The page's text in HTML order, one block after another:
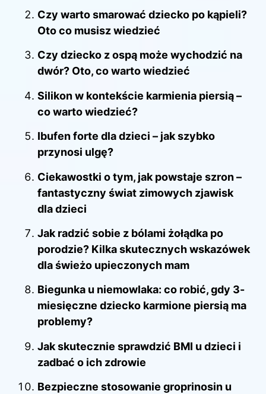
Czy warto smarować dziecko po kąpieli?
Oto co musisz wiedzieć
Czy dziecko z ospą może wychodzić na
dwór? Oto, co warto wiedzieć
Silikon w kontekście karmienia piersią –
co warto wiedzieć?
Ibufen forte dla dzieci – jak szybko
przynosi ulgę?
Ciekawostki o tym, jak powstaje szron –
fantastyczny świat zimowych zjawisk
dla dzieci
Jak radzić sobie z bólami żołądka po
porodzie? Kilka skutecznych wskazówek
dla świeżo upieczonych mam
Biegunka u niemowlaka: co robić, gdy 3-
miesięczne dziecko karmione piersią ma
problemy?
Jak skutecznie sprawdzić BMI u dzieci i
zadbać o ich zdrowie
Bezpieczne stosowanie groprinosin u